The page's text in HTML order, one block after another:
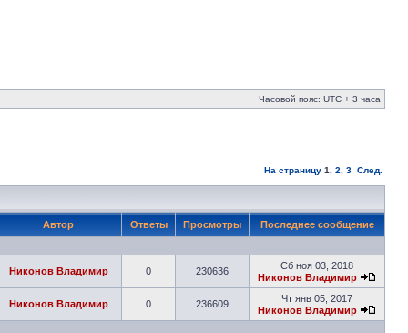
Часовой пояс: UTC + 3 часа
На страницу 1 2 3 След.
Автор Ответы Просмотры Последнее сообщение
Никонов Владимир 0 230636
Сб ноя 03, 2018
Никонов Владимир
Никонов Владимир 0 236609
Чт янв 05, 2017
Никонов Владимир